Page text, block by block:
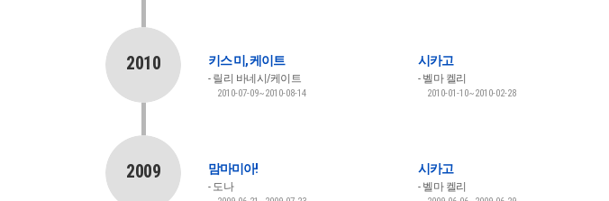
2010 키스 미, 케이트
릴리 바네시/케이트
2010-07-09~2010-08-14
시카고
벨마 켈리
2010-01-10~2010-02-28
2009 맘마미아!
도나
시카고
벨마 켈리